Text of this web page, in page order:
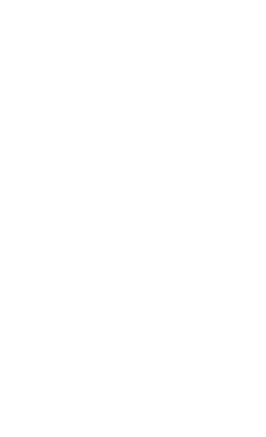
matriculas/